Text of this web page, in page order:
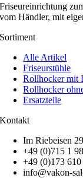
Friseureinrichtung
vom Händler, mit
Sortiment
Alle Artikel
Friseurstühle
Rollhocker mit
Rollhocker
Ersatzteile
Kontakt
Im Riebeisen
+49 (0)715 1
+49 (0)173
info@vakon-